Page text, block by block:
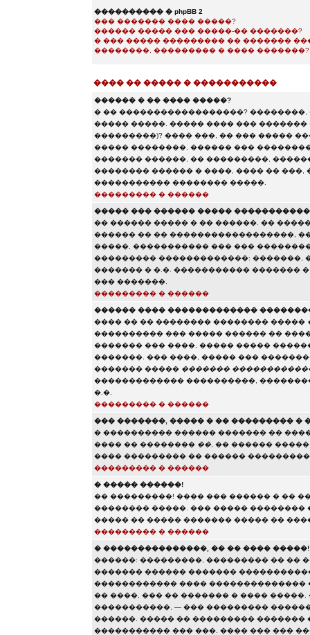
���������� � phpBB 2
��� ������� ���� �����?
������ ����� ��� �����-�� �������?
� ��� ����� ��������� �� �������
��������, ��������� � ���� �������?
���� �� ����� � �����������
������ � �� ���� �����?
� �� ������������������?
����� �����. ����� ���� ���
���������)? ���� ���, �� ��� �����
����� ��������, ������ ���
������� ������, �� ���������,
�������� ������ � ����, ���� ��
����������� �������� �����.
��������� � ������
����� ��� ������ �����
�� ������ ����� � �� ������. ��
������ �� �� ������������������,
�����, ����������� ��� ���
��������� �������������: �������,
������� � �.�. ����������� �������
��� �������.
��������� � ������
������ ���� �������������
���� �� �� �������� �������� �����
���������� ��� ����� ������ ��
������� ��� ����, ����� �����
�������. ��� ����, ����� ���
������� ����� �������
������������� ����������,
�.�.
��������� � ������
��� �������, ����� � �� ��������� �
� ���������� ������ ������� ��
���� �� �������� ��, �� ������
���� ��������� �� ������
��������� � ������
� ����� ������!
�� ���������! ���� ��� ������ � ��
�������� �����. ��� ����� ��������
����� �� ����� ������� ����� ��
��������� � ������
� ���������������, �� �� ���� �����!
������: ���������, ��������� �� ��
������� ������ �������
������������ ����
�� ����, ��� �� ������� � ����
�����������, — ��� ���������
������. ����� �� ���������
����������� ��� ���. ���� ��� ���